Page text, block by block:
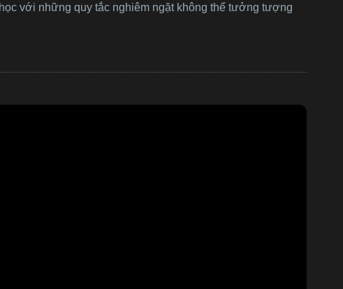
với những quy tắc nghiêm ngặt không thể tưởng tượng